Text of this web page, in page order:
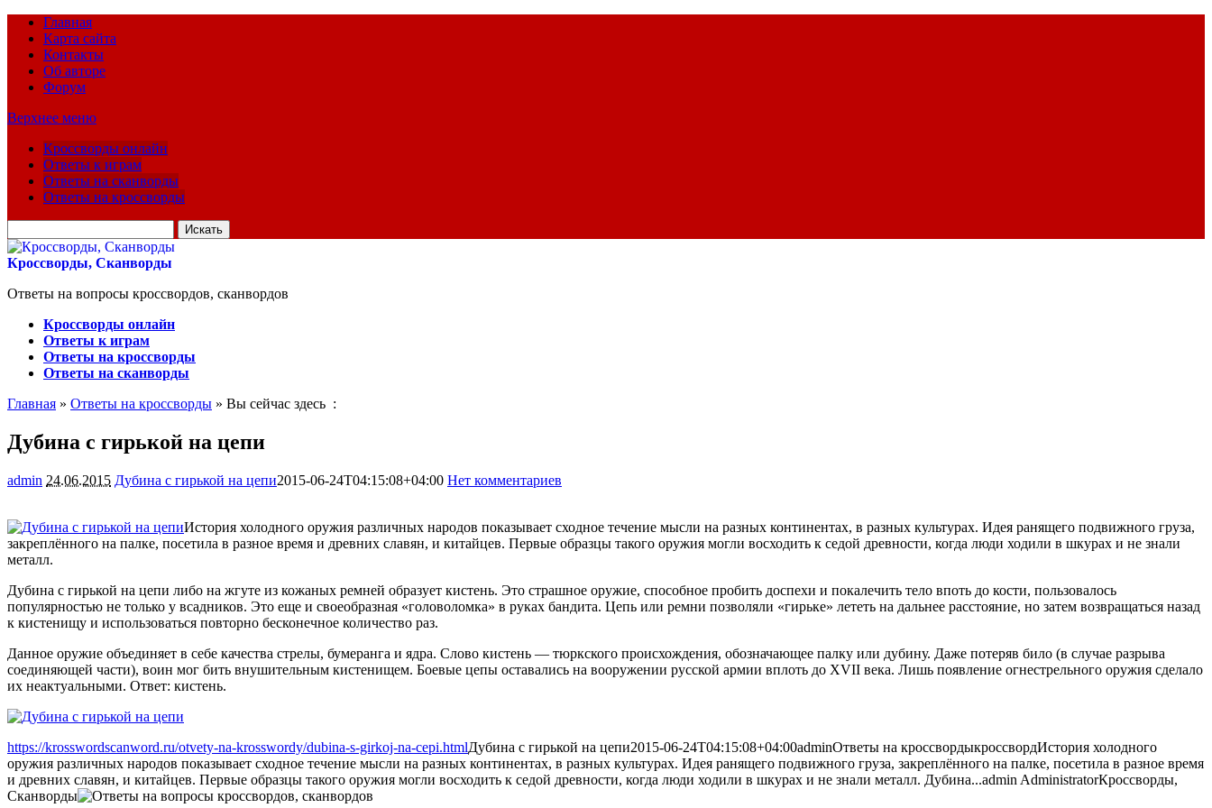
Главная
Карта сайта
Контакты
Об авторе
Форум
Верхнее меню
Кроссворды онлайн
Ответы к играм
Ответы на сканворды
Ответы на кроссворды
для:
Кроссворды, Сканворды
Ответы на вопросы кроссвордов, сканвордов
Кроссворды онлайн
Ответы к играм
Ответы на кроссворды
Ответы на сканворды
Главная » Ответы на кроссворды » Вы сейчас здесь :
Дубина с гирькой на цепи
admin 24.06.2015 Дубина с гирькой на цепи2015-06-24T04:15:08+04:00 Нет комментариев
История холодного оружия различных народов показывает сходное течение мысли на разных континентах, в разных культурах. Идея ранящего подвижного груза,
закреплённого на палке, посетила в разное время и древних славян, и китайцев. Первые образцы такого оружия могли восходить к седой древности, когда люди ходили в шкурах и не знали
металл.
Дубина с гирькой на цепи либо на жгуте из кожаных ремней образует кистень. Это страшное оружие, способное пробить доспехи и покалечить тело впоть до кости, пользовалось
популярностью не только у всадников. Это еще и своеобразная «головоломка» в руках бандита. Цепь или ремни позволяли «гирьке» лететь на дальнее расстояние, но затем возвращаться назад
к кистенищу и использоваться повторно бесконечное количество раз.
Данное оружие объединяет в себе качества стрелы, бумеранга и ядра. Слово кистень — тюркского происхождения, обозначающее палку или дубину. Даже потеряв било (в случае разрыва
соединяющей части), воин мог бить внушительным кистенищем. Боевые цепы оставались на вооружении русской армии вплоть до XVII века. Лишь появление огнестрельного оружия сделало
их неактуальными. Ответ: кистень.
https://krosswordscanword.ru/otvety-na-krosswordy/dubina-s-girkoj-na-cepi.htmlДубина с гирькой на цепи2015-06-24T04:15:08+04:00adminОтветы на кроссвордыкроссвордИстория холодного
оружия различных народов показывает сходное течение мысли на разных континентах, в разных культурах. Идея ранящего подвижного груза, закреплённого на палке, посетила в разное время
и древних славян, и китайцев. Первые образцы такого оружия могли восходить к седой древности, когда люди ходили в шкурах и не знали металл. Дубина...admin AdministratorКроссворды,
Сканворды